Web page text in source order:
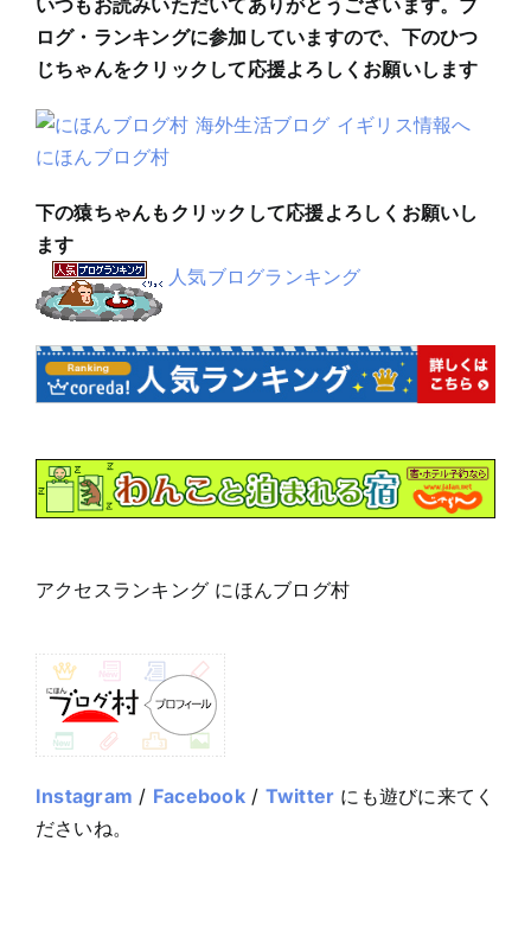
ログ・ランキングに参加していますので、下のひつ
じちゃんをクリックして応援よろしくお願いします
にほんブログ村
下の猿ちゃんもクリックして応援よろしくお願いし
ます
人気ブログランキング
アクセスランキング にほんブログ村
Instagram / Facebook/ Twitter にも遊びに来てく
ださいね。